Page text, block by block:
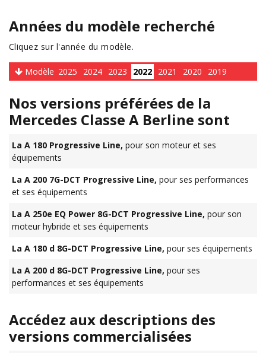
Années du modèle recherché
Cliquez sur l'année du modèle.
Modèle 2025 2024 2023 2022 2021 2020 2019
Nos versions préférées de la
Mercedes Classe A Berline sont
La A 180 Progressive Line, pour son moteur et ses
équipements
La A 200 7G-DCT Progressive Line, pour ses performances
et ses équipements
La A 250e EQ Power 8G-DCT Progressive Line, pour son
moteur hybride et ses équipements
La A 180 d 8G-DCT Progressive Line, pour ses équipements
La A 200 d 8G-DCT Progressive Line, pour ses
performances et ses équipements
Accédez aux descriptions des
versions commercialisées